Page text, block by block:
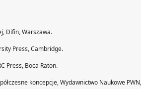
Difin, Warszawa.
Press, Cambridge.
Press, Boca Raton.
koncepcje, Wydawnictwo Naukowe PWN,